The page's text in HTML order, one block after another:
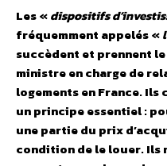
Les «dispositifs
fréquemment appelés «
succèdent et prennent
ministre en charge de
logements en France.
un principe essentiel :
une partie du prix
condition de le louer. Ils